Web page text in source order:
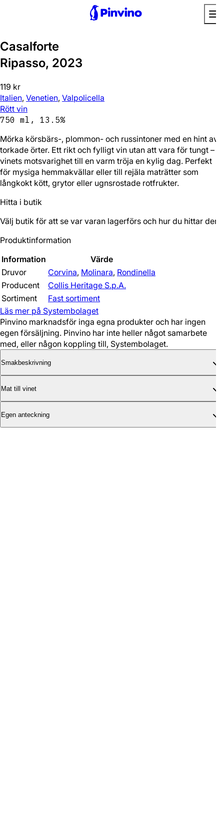
Casalforte
Ripasso, 2023
119 kr
Italien, Venetien, Valpolicella
Rött vin
750 ml, 13.5%
Mörka körsbärs-, plommon- och russintoner med en hint av
torkade örter. Ett rikt och fylligt vin utan att vara för tungt –
vinets motsvarighet till en varm tröja en kylig dag. Perfekt
för mysiga hemmakvällar eller till rejäla maträtter som
långkokt kött, grytor eller ugnsrostade rotfrukter.
Hitta i butik
Välj butik för att se var varan lagerförs och hur du hittar den.
Produktinformation
Information
Värde
Druvor
Corvina, Molinara, Rondinella
Producent
Collis Heritage S.p.A.
Sortiment
Fast sortiment
Läs mer på Systembolaget
Pinvino marknadsför inga egna produkter och har ingen
egen försäljning. Pinvino har inte heller något samarbete
med, eller någon koppling till, Systembolaget.
Smakbeskrivning
Mat till vinet
Egen anteckning